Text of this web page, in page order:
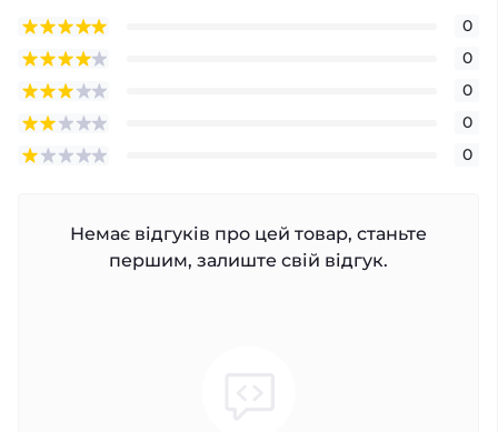
0
0
0
0
0
Немає відгуків про цей товар, станьте
першим, залиште свій відгук.